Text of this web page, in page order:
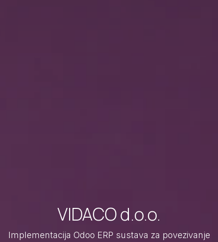
VIDACO d.o.o.
Implementacija Odoo ERP sustava za povezivanje